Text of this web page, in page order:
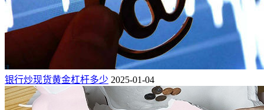
银行炒现货黄金杠杆多少 2025-01-04